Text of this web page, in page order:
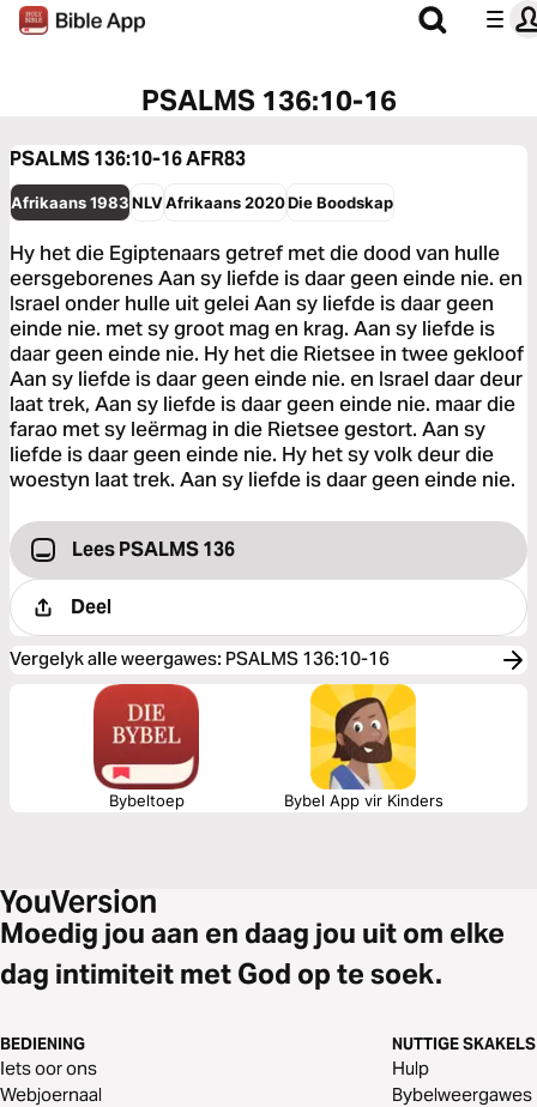
PSALMS 136:10-16
PSALMS 136:10-16AFR83
Afrikaans 1983NLVAfrikaans 2020Die Boodskap
Hy het die Egiptenaars getref met die dood van hulle
eersgeborenes Aan sy liefde is daar geen einde nie. en
Israel onder hulle uit gelei Aan sy liefde is daar geen
einde nie. met sy groot mag en krag. Aan sy liefde is
daar geen einde nie. Hy het die Rietsee in twee gekloof
Aan sy liefde is daar geen einde nie. en Israel daar deur
laat trek, Aan sy liefde is daar geen einde nie. maar die
farao met sy leërmag in die Rietsee gestort. Aan sy
liefde is daar geen einde nie. Hy het sy volk deur die
woestyn laat trek. Aan sy liefde is daar geen einde nie.
Lees PSALMS 136
Deel
Vergelyk alle weergawes: PSALMS 136:10-16
Bybeltoep Bybel App vir Kinders
Moedig jou aan en daag jou uit om elke
dag intimiteit met God op te soek.
BEDIENING
Iets oor ons
Webjoernaal
NUTTIGE SKAKELS
Hulp
Bybelweergawes